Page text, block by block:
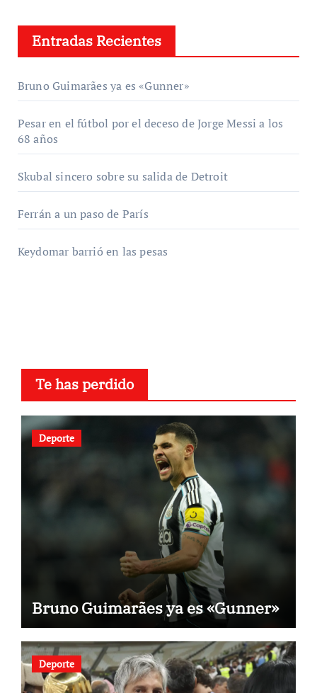
Entradas Recientes
Bruno Guimarães ya es «Gunner»
Pesar en el fútbol por el deceso de Jorge Messi a los
68 años
Skubal sincero sobre su salida de Detroit
Ferrán a un paso de París
Keydomar barrió en las pesas
Te has perdido
Deporte
Bruno Guimarães ya es «Gunner»
Deporte